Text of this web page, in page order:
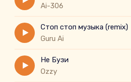
Ai-306
Стоп стоп музыка (remix)
Guru Ai
Не Бузи
Ozzy